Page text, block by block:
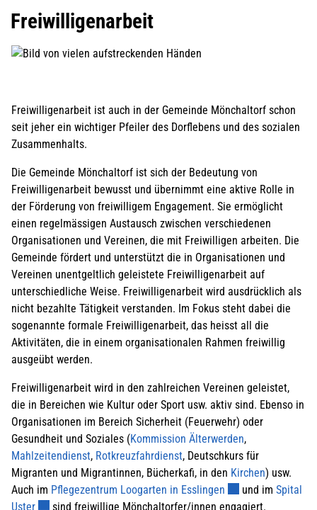
Freiwilligenarbeit
Freiwilligenarbeit ist auch in der Gemeinde Mönchaltorf schon
seit jeher ein wichtiger Pfeiler des Dorflebens und des sozialen
Zusammenhalts.
Die Gemeinde Mönchaltorf ist sich der Bedeutung von
Freiwilligenarbeit bewusst und übernimmt eine aktive Rolle in
der Förderung von freiwilligem Engagement. Sie ermöglicht
einen regelmässigen Austausch zwischen verschiedenen
Organisationen und Vereinen, die mit Freiwilligen arbeiten. Die
Gemeinde fördert und unterstützt die in Organisationen und
Vereinen unentgeltlich geleistete Freiwilligenarbeit auf
unterschiedliche Weise. Freiwilligenarbeit wird ausdrücklich als
nicht bezahlte Tätigkeit verstanden. Im Fokus steht dabei die
sogenannte formale Freiwilligenarbeit, das heisst all die
Aktivitäten, die in einem organisationalen Rahmen freiwillig
ausgeübt werden.
Freiwilligenarbeit wird in den zahlreichen Vereinen geleistet,
die in Bereichen wie Kultur oder Sport usw. aktiv sind. Ebenso in
Organisationen im Bereich Sicherheit (Feuerwehr) oder
Gesundheit und Soziales (Kommission Älterwerden,
Mahlzeitendienst, Rotkreuzfahrdienst, Deutschkurs für
Migranten und Migrantinnen, Bücherkafi, in den Kirchen) usw.
Auch im Pflegezentrum Loogarten in Esslingen Externer Link wird
und im Spital
UsterExterner Link wird in einem neuen Fenster geöffnet.
sind freiwillige Mönchaltorfer/innen engagiert.